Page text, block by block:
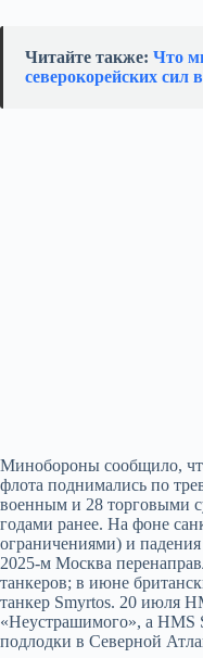
Читайте также: Что
северокорейских сил
Минобороны сообщило,
флота поднимались по
военным и 28 торговыми
годами ранее. На фоне
ограничениями) и
2025-м Москва
танкеров; в июне
танкер Smyrtos. 20 июля
«Неустрашимого», а HMS
подлодки в Северной